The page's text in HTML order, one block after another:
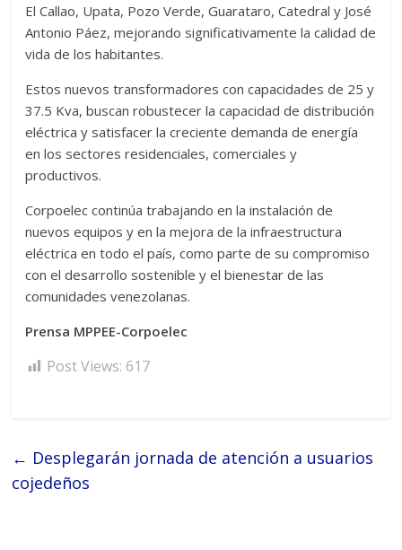
El Callao, Upata, Pozo Verde, Guarataro, Catedral y José
Antonio Páez, mejorando significativamente la calidad de
vida de los habitantes.
Estos nuevos transformadores con capacidades de 25 y
37.5 Kva, buscan robustecer la capacidad de distribución
eléctrica y satisfacer la creciente demanda de energía
en los sectores residenciales, comerciales y
productivos.
Corpoelec continúa trabajando en la instalación de
nuevos equipos y en la mejora de la infraestructura
eléctrica en todo el país, como parte de su compromiso
con el desarrollo sostenible y el bienestar de las
comunidades venezolanas.
Prensa MPPEE-Corpoelec
Post Views: 617
← Desplegarán jornada de atención a usuarios
cojedeños